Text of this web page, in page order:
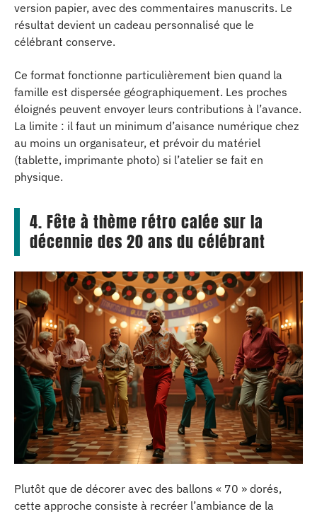
version papier, avec des commentaires manuscrits. Le
résultat devient un cadeau personnalisé que le
célébrant conserve.
Ce format fonctionne particulièrement bien quand la
famille est dispersée géographiquement. Les proches
éloignés peuvent envoyer leurs contributions à l’avance.
La limite : il faut un minimum d’aisance numérique chez
au moins un organisateur, et prévoir du matériel
(tablette, imprimante photo) si l’atelier se fait en
physique.
4. Fête à thème rétro calée sur la
décennie des 20 ans du célébrant
Plutôt que de décorer avec des ballons « 70 » dorés,
cette approche consiste à recréer l’ambiance de la